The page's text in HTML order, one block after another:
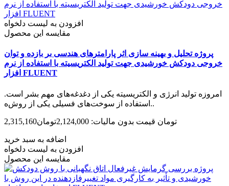
افزودن به لیست دلخواه
مقایسه این محصول
پروژه تحلیل و بهینه سازی اثر پارامترهای هندسی بر بازده و توان
خروجی دودکش خورشیدی جهت تولید الکتریسیته با استفاده از نرم
افزار FLUENT
امروزه تولید انرژی و الکتریسیته یکی از دغدغه‌های مهم بشر است.
استفاده از سوخت‌های فسیلی یکی از روش‌ه..
2,315,160تومان قیمت بدون مالیات: 2,124,000تومان
اضافه به سبد خرید
افزودن به لیست دلخواه
مقایسه این محصول